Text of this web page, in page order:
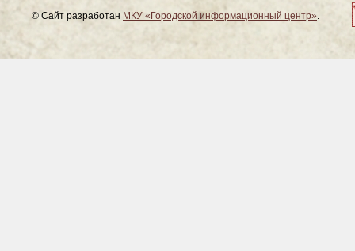
© Сайт разработан МКУ «Городской информационный центр».